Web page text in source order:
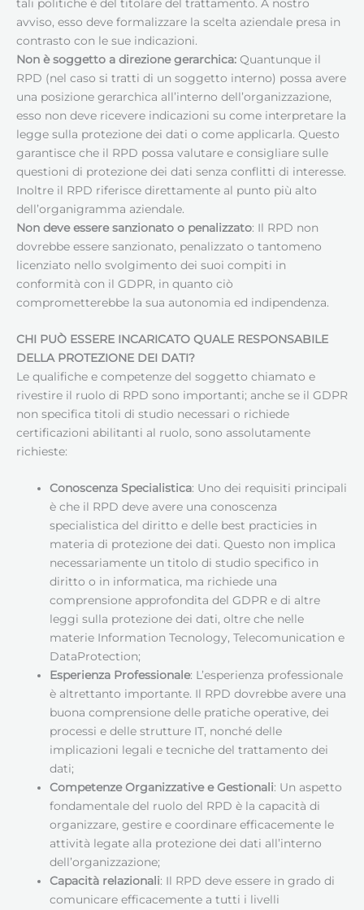
tali politiche è del titolare del trattamento. A nostro
avviso, esso deve formalizzare la scelta aziendale presa in
contrasto con le sue indicazioni.
Non è soggetto a direzione gerarchica: Quantunque il
RPD (nel caso si tratti di un soggetto interno) possa avere
una posizione gerarchica all’interno dell’organizzazione,
esso non deve ricevere indicazioni su come interpretare la
legge sulla protezione dei dati o come applicarla. Questo
garantisce che il RPD possa valutare e consigliare sulle
questioni di protezione dei dati senza conflitti di interesse.
Inoltre il RPD riferisce direttamente al punto più alto
dell’organigramma aziendale.
Non deve essere sanzionato o penalizzato: Il RPD non
dovrebbe essere sanzionato, penalizzato o tantomeno
licenziato nello svolgimento dei suoi compiti in
conformità con il GDPR, in quanto ciò
comprometterebbe la sua autonomia ed indipendenza.
CHI PUÒ ESSERE INCARICATO QUALE RESPONSABILE
DELLA PROTEZIONE DEI DATI?
Le qualifiche e competenze del soggetto chiamato e
rivestire il ruolo di RPD sono importanti; anche se il GDPR
non specifica titoli di studio necessari o richiede
certificazioni abilitanti al ruolo, sono assolutamente
richieste:
Conoscenza Specialistica: Uno dei requisiti principali
è che il RPD deve avere una conoscenza
specialistica del diritto e delle best practicies in
materia di protezione dei dati. Questo non implica
necessariamente un titolo di studio specifico in
diritto o in informatica, ma richiede una
comprensione approfondita del GDPR e di altre
leggi sulla protezione dei dati, oltre che nelle
materie Information Tecnology, Telecomunication e
DataProtection;
Esperienza Professionale: L’esperienza professionale
è altrettanto importante. Il RPD dovrebbe avere una
buona comprensione delle pratiche operative, dei
processi e delle strutture IT, nonché delle
implicazioni legali e tecniche del trattamento dei
dati;
Competenze Organizzative e Gestionali: Un aspetto
fondamentale del ruolo del RPD è la capacità di
organizzare, gestire e coordinare efficacemente le
attività legate alla protezione dei dati all’interno
dell’organizzazione;
Capacità relazionali: Il RPD deve essere in grado di
comunicare efficacemente a tutti i livelli